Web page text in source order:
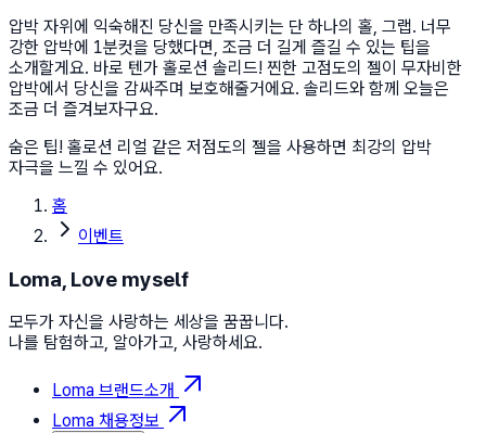
압박 자위에 익숙해진 당신을 만족시키는 단 하나의 홀, 그랩. 너무
강한 압박에 1분컷을 당했다면, 조금 더 길게 즐길 수 있는 팁을
소개할게요. 바로 텐가 홀로션 솔리드! 찐한 고점도의 젤이 무자비한
압박에서 당신을 감싸주며 보호해줄거에요. 솔리드와 함께 오늘은
조금 더 즐겨보자구요.
숨은 팁! 홀로션 리얼 같은 저점도의 젤을 사용하면 최강의 압박
자극을 느낄 수 있어요.
홈
이벤트
Loma, Love myself
모두가 자신을 사랑하는 세상을 꿈꿉니다.
나를 탐험하고, 알아가고, 사랑하세요.
Loma 브랜드소개
Loma 채용정보